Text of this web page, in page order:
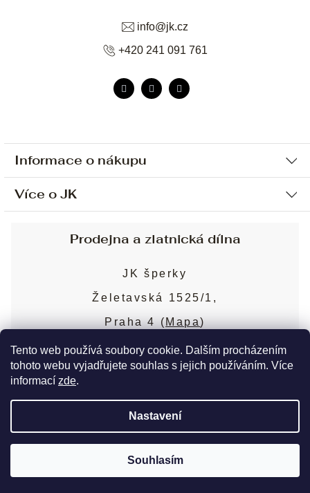
Tento web používá soubory cookie. Dalším procházením
tohoto webu vyjadřujete souhlas s jejich používáním. Více
informací zde.
Nastavení
Souhlasím
Informace o nákupu
Ochrana osobních údajů
Sjednání osobní schůzky
Obchodní podmínky
Puncovní značky
Více o JK
Blog
Nejčastější dotazy
info@jk.cz
+420 241 091 761
Prodejna a zlatnická dílna
JK šperky
Želetavská 1525/1,
Praha 4 (Mapa)
Více o prodejně
Copyright 2026JK šperky. Všechna práva
Upravit nastavení cookies
Vytvořil Shoptet Premium